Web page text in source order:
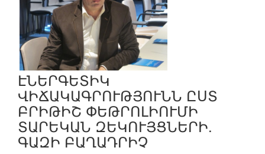
ԷՆԵՐԳԵՏԻԿ
ՎԻՃԱԿԱԳՐՈՒԹՅՈՒՆՆ ԸՍՏ
ԲՐԻԹԻՇ ՓԵԹՐՈԼԻՈՒՄԻ
ՏԱՐԵԿԱՆ ԶԵԿՈՒՅՑՆԵՐԻ.
ԳԱԶԻ ԲԱՂԱԴՐԻՉ